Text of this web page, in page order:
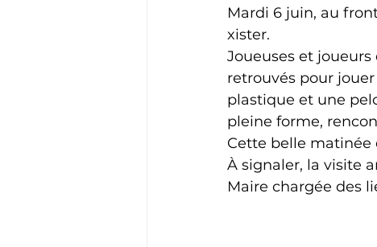
Cyclotourisme
Mardi 6 juin, au
xister.
Joueuses et joueurs
retrouvés pour
plastique et une
pleine forme,
Cette belle matinée
À signaler, la visite
Maire chargée des